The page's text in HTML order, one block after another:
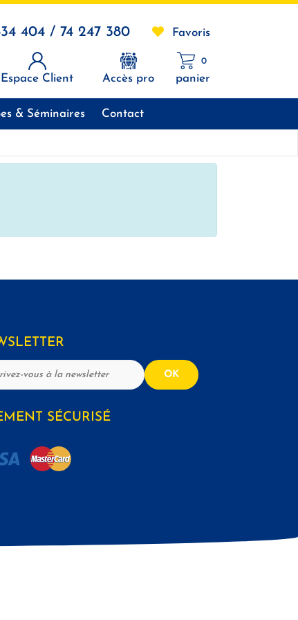
404 / 74 247 380 Favoris
Espace Client Accès pro
0
panier
& Séminaires Contact
OK
SÉCURISÉ